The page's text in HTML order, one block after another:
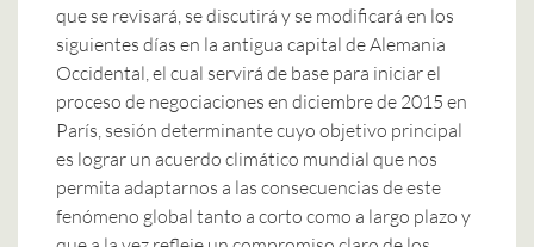
que se revisará, se discutirá y se modificará en los
siguientes días en la antigua capital de Alemania
Occidental, el cual servirá de base para iniciar el
proceso de negociaciones en diciembre de 2015 en
París, sesión determinante cuyo objetivo principal
es lograr un acuerdo climático mundial que nos
permita adaptarnos a las consecuencias de este
fenómeno global tanto a corto como a largo plazo y